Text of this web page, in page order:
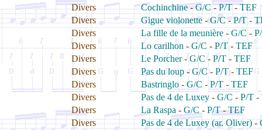
Divers
Cochinchine-G/C-P/T-TEF
Divers
Gigue violonette-G/C-P/T-
Divers
La fille de la meunière - G/C -
Divers
Lo carilhon-G/C-P/T-TEF
Divers
Le Porcher-G/C- P/T - TEF
Divers
Pas du loup -G/C- P/T- TEF
Divers
Bastringlo - G/C - P/T - TEF
Divers
Pas de 4 de Luxey - G/C - P/T -
Divers
La Raspa - G/C - P/T-TEF
Divers
Pas de 4 de Luxey (ar. Oliver)-